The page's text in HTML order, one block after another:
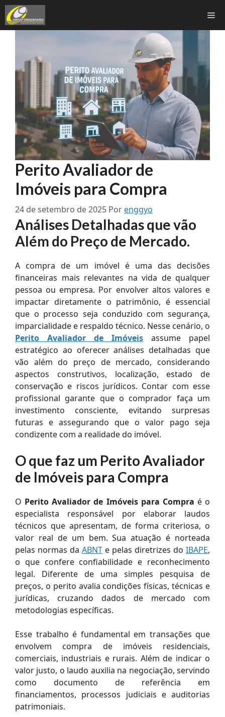
Pular
para
o
Perito Avaliador de
Imóveis para Compra
24 de setembro de 2025 Por enggyo
Análises Detalhadas que vão
Além do Preço de Mercado.
A compra de um imóvel é uma das decisões
financeiras mais relevantes na vida de qualquer
pessoa ou empresa. Por envolver altos valores e
impactar diretamente o patrimônio, é essencial
que o processo seja conduzido com segurança,
imparcialidade e respaldo técnico. Nesse cenário, o
Perito Avaliador de Imóveis assume papel
estratégico ao oferecer análises detalhadas que
vão além do preço de mercado, considerando
aspectos construtivos, localização, estado de
conservação e riscos jurídicos. Contar com esse
profissional garante que o comprador faça um
investimento consciente, evitando surpresas
futuras e assegurando que o valor pago seja
condizente com a realidade do imóvel.
O que faz um Perito Avaliador
de Imóveis para Compra
O Perito Avaliador de Imóveis para Compra é o
especialista responsável por elaborar laudos
técnicos que apresentam, de forma criteriosa, o
valor real de um bem. Sua atuação é norteada
pelas normas da ABNT e pelas diretrizes do IBAPE,
o que confere confiabilidade e reconhecimento
legal. Diferente de uma simples pesquisa de
preços, o perito avalia condições físicas, técnicas e
jurídicas, cruzando dados de mercado com
metodologias específicas.
Esse trabalho é fundamental em transações que
envolvem compra de imóveis residenciais,
comerciais, industriais e rurais. Além de indicar o
valor justo, o laudo auxilia na negociação, servindo
como documento de referência em
financiamentos, processos judiciais e auditorias
patrimoniais.